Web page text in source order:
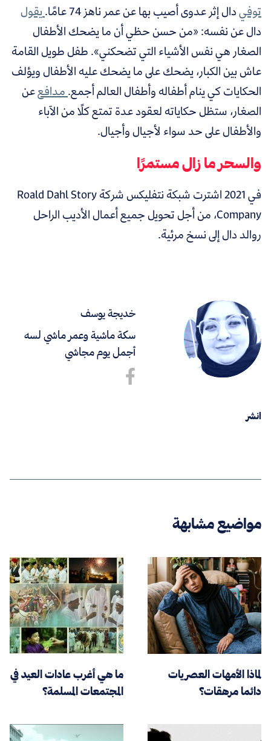
خديجة يوسف
سكة ماشية وعمر ماشي لسه
أجمل يوم مجاشي
انشر
توفيدال إثر عدوى أصيب بها عن عمر ناهز 74 عامًا.
يقول
دال عن نفسه: «من حسن حظي أن ما يضحك الأطفال
الصغار هي نفس الأشياء التي تضحكني». طفل طويل القامة
عاش بين الكبار، يضحك على ما يضحك عليه الأطفال ويؤلف
الحكايات كي ينام أطفاله وأطفال العالم أجمع.مدافععن
الصغار، ستظل حكاياته لعقود عدة تمتع كلًا من الآباء
والأطفال على حد سواء لأجيال وأجيال.
والسحر ما زال مستمرًا
في 2021 اشترت شبكة نتفليكس شركة Roald Dahl Story
Company، من أجل تحويل جميع أعمال الأديب الراحل
روالد دال إلى نسخ مرئية.
مواضيع مشابهة
لماذا الأمهات العصريات
دائما مرهقات؟
ما هي أغرب عادات العيد في
المجتمعات المسلمة؟